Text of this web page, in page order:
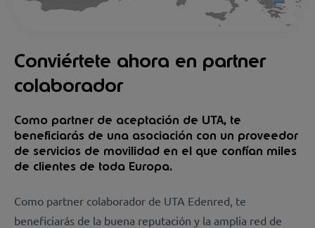
Conviértete ahora en partner
colaborador
Como partner de aceptación de UTA, te
beneficiarás de una asociación con un proveedor
de servicios de movilidad en el que confían miles
de clientes de toda Europa.
Como partner colaborador de UTA Edenred, te
beneficiarás de la buena reputación y la amplia red de